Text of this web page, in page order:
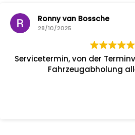
Ronny van Bossche
28/10/2025
Servicetermin, von der
Fahrzeugabholung